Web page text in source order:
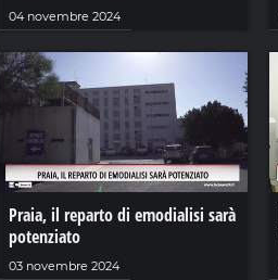
04 novembre 2024
Praia, il reparto di emodialisi sarà
potenziato
03 novembre 2024